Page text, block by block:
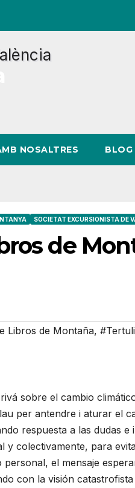
NOSALTRES BLOG
SOCIETAT EXCURSIONISTA DE
de
Libros de Montaña,
sobre el cambio
per antendre i aturar el
respuesta a las dudas
y colectivamente, para
el mensaje
con la visión